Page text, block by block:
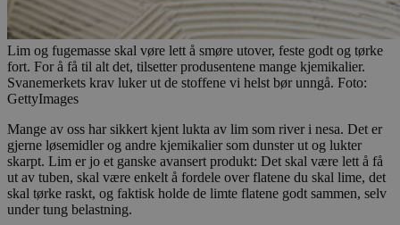
Lim og fugemasse skal vøre lett å smøre utover, feste godt og tørke
fort. For å få til alt det, tilsetter produsentene mange kjemikalier.
Svanemerkets krav luker ut de stoffene vi helst bør unngå. Foto:
GettyImages
Mange av oss har sikkert kjent lukta av lim som river i nesa. Det er
gjerne løsemidler og andre kjemikalier som dunster ut og lukter
skarpt. Lim er jo et ganske avansert produkt: Det skal være lett å få
ut av tuben, skal være enkelt å fordele over flatene du skal lime, det
skal tørke raskt, og faktisk holde de limte flatene godt sammen, selv
under tung belastning.